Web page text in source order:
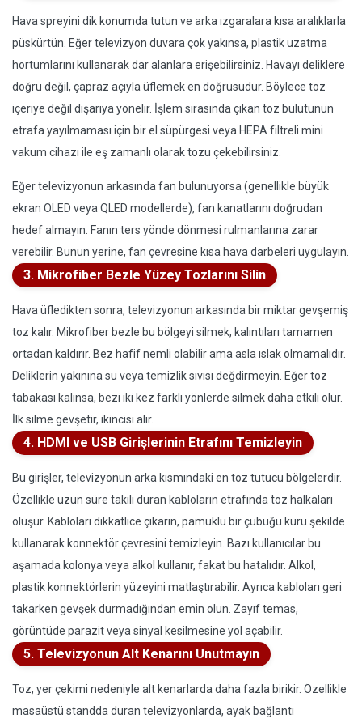
Hava spreyini dik konumda tutun ve arka ızgaralara kısa aralıklarla
püskürtün. Eğer televizyon duvara çok yakınsa, plastik uzatma
hortumlarını kullanarak dar alanlara erişebilirsiniz. Havayı deliklere
doğru değil, çapraz açıyla üflemek en doğrusudur. Böylece toz
içeriye değil dışarıya yönelir. İşlem sırasında çıkan toz bulutunun
etrafa yayılmaması için bir el süpürgesi veya HEPA filtreli mini
vakum cihazı ile eş zamanlı olarak tozu çekebilirsiniz.
Eğer televizyonun arkasında fan bulunuyorsa (genellikle büyük
ekran OLED veya QLED modellerde), fan kanatlarını doğrudan
hedef almayın. Fanın ters yönde dönmesi rulmanlarına zarar
verebilir. Bunun yerine, fan çevresine kısa hava darbeleri uygulayın.
3. Mikrofiber Bezle Yüzey Tozlarını Silin
Hava üfledikten sonra, televizyonun arkasında bir miktar gevşemiş
toz kalır. Mikrofiber bezle bu bölgeyi silmek, kalıntıları tamamen
ortadan kaldırır. Bez hafif nemli olabilir ama asla ıslak olmamalıdır.
Deliklerin yakınına su veya temizlik sıvısı değdirmeyin. Eğer toz
tabakası kalınsa, bezi iki kez farklı yönlerde silmek daha etkili olur.
İlk silme gevşetir, ikincisi alır.
4. HDMI ve USB Girişlerinin Etrafını Temizleyin
Bu girişler, televizyonun arka kısmındaki en toz tutucu bölgelerdir.
Özellikle uzun süre takılı duran kabloların etrafında toz halkaları
oluşur. Kabloları dikkatlice çıkarın, pamuklu bir çubuğu kuru şekilde
kullanarak konnektör çevresini temizleyin. Bazı kullanıcılar bu
aşamada kolonya veya alkol kullanır, fakat bu hatalıdır. Alkol,
plastik konnektörlerin yüzeyini matlaştırabilir. Ayrıca kabloları geri
takarken gevşek durmadığından emin olun. Zayıf temas,
görüntüde parazit veya sinyal kesilmesine yol açabilir.
5. Televizyonun Alt Kenarını Unutmayın
Toz, yer çekimi nedeniyle alt kenarlarda daha fazla birikir. Özellikle
masaüstü standda duran televizyonlarda, ayak bağlantı